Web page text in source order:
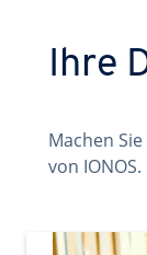
Ihre
Machen
von IONOS.